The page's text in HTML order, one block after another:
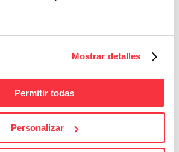
Mostrar detalles
Permitir todas
Personalizar
Si tu ne prends pas soin